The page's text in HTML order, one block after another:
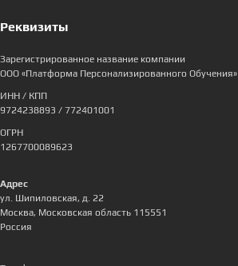
Реквизиты
Зарегистрированное название компании
ООО «Платформа Персонализированного Обучения»
ИНН / КПП
9724238893 / 772401001
ОГРН
1267700089623
Адрес
ул. Шипиловская, д. 22
Москва, Московская область 115551
Россия